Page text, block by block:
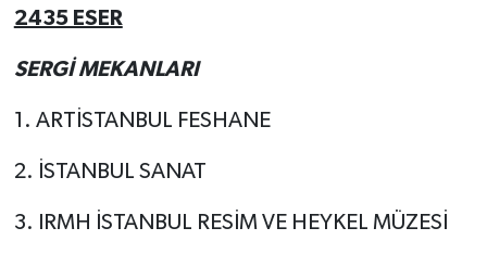
2435 ESER
SERGİ MEKANLARI
1. ARTİSTANBUL FESHANE
2. İSTANBUL SANAT
3. IRMH İSTANBUL RESİM VE HEYKEL MÜZESİ